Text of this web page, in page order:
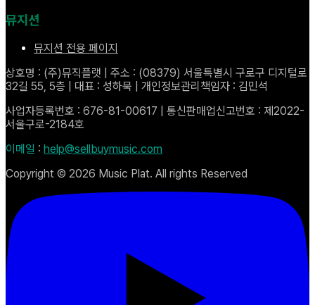
뮤지션
뮤지션 전용 페이지
상호명 : (주)뮤직플랫 | 주소 : (08379) 서울특별시 구로구 디지털로
32길 55, 5층 | 대표 : 성하묵 | 개인정보관리책임자 : 김민석
사업자등록번호 : 676-81-00617 | 통신판매업신고번호 : 제2022-
서울구로-2184호
이메일 : help@sellbuymusic.com
Copyright © 2026 Music Plat. All rights Reserved